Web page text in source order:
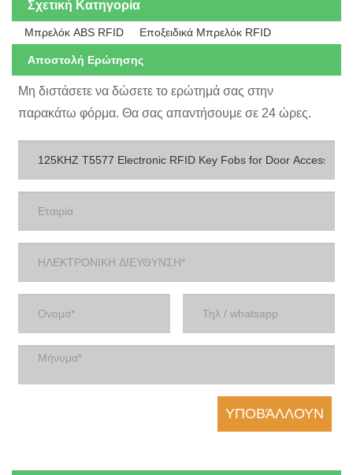
Σχετική Κατηγορία
Μπρελόκ ABS RFID Εποξειδικά Μπρελόκ RFID
Αποστολή Ερώτησης
Μη διστάσετε να δώσετε το ερώτημά σας στην
παρακάτω φόρμα. Θα σας απαντήσουμε σε 24 ώρες.